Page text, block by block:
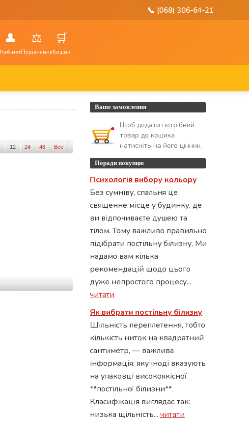
📞 (068) 306-64-21
👤
Кабінет
⚖️
Порівняння
🛒
Кошик
12 24 48 Все
Ваше замовлення
Щоб додати потрібний
товар до кошика
натисніть на його цінник.
Поради покупцю
Психологія вибору кольору
Без сумніву, спальня це
священне місце у будинку, де
ви відпочиваєте душею та
тілом. Тому важливо правильно
підібрати постільну білизну. Ми
надамо вам кілька
рекомендацій щодо цього
дуже непростого процесу...
читати
Як вибрати постільну білизну
Щільність переплетення, тобто
кількість ниток на квадратний
сантиметр, — важлива
інформація, яку іноді вказують
на упаковці високоякісної
**постільної білизни**.
Класифікація виглядає так:
низька щільність... читати